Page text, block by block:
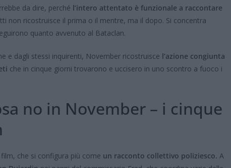
da dire, perché l’intero attentato è funzionale a raccontare
non ricostruisce il prima o il mentre, ma il dopo. Si concentra
quanto avvenuto al Bataclan.
e dagli stessi inquirenti, November ricostruisce l’azione congiunta
che in cinque giorni trovarono e uccisero in uno scontro a fuoco i
no in November – i cinque
che si configura più come un racconto collettivo poliziesco. A